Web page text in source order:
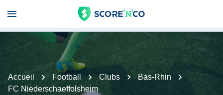
Accueil Football Clubs
Bas-Rhin
FC Niederschaeffolsheim